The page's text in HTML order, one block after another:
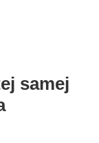
samej